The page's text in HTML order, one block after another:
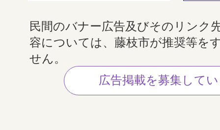
民間のバナー広告及びそのリンク
容については、藤枝市が推奨等を
せん。
広告掲載を募集して